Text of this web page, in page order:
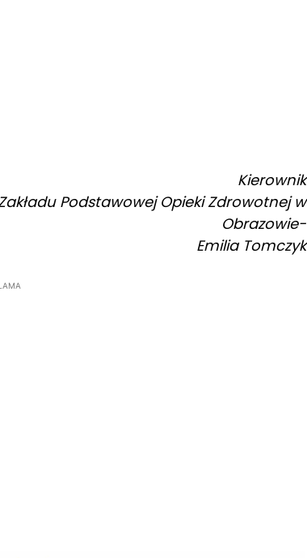
Kierownik
Podstawowej Opieki Zdrowotnej w
Obrazowie-
Emilia Tomczyk